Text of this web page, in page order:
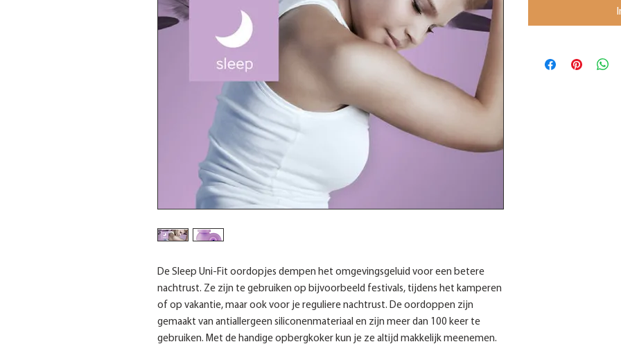
De Sleep Uni-Fit oordopjes dempen het omgevingsgeluid voor een betere
nachtrust. Ze zijn te gebruiken op bijvoorbeeld festivals, tijdens het kamperen
of op vakantie, maar ook voor je reguliere nachtrust. De oordoppen zijn
gemaakt van antiallergeen siliconenmateriaal en zijn meer dan 100 keer te
gebruiken. Met de handige opbergkoker kun je ze altijd makkelijk meenemen.